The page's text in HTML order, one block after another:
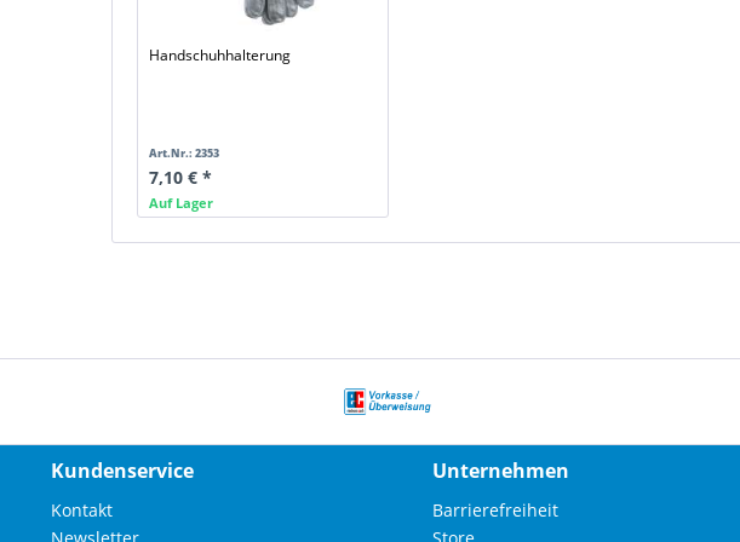
Handschuhhalterung
Art.Nr.: 2353
7,10 € *
Auf Lager
Kundenservice
Kontakt
Newsletter
Unternehmen
Barrierefreiheit
Store